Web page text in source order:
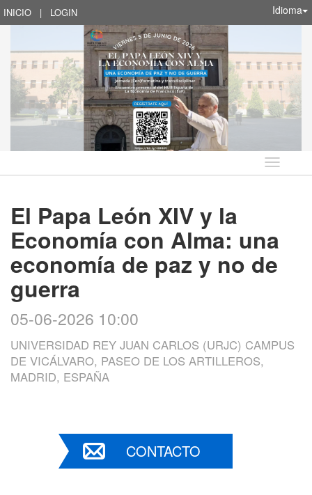
INICIO | LOGIN Idioma
Idioma
El Papa León XIV y la
Economía con Alma: una
economía de paz y no de
guerra
05-06-2026 10:00
UNIVERSIDAD REY JUAN CARLOS (URJC) CAMPUS
DE VICÁLVARO, PASEO DE LOS ARTILLEROS,
MADRID, ESPAÑA
CONTACTO